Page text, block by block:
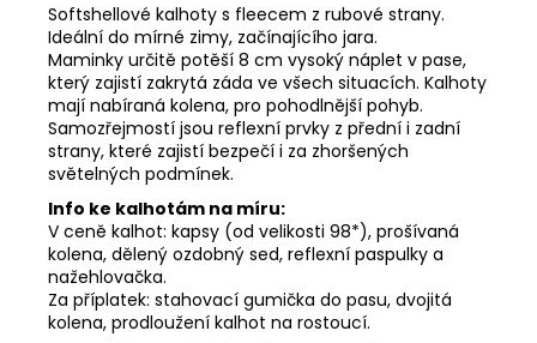
Softshellové kalhoty s fleecem z rubové strany.
Ideální do mírné zimy, začínajícího jara.
Maminky určitě potěší 8 cm vysoký náplet v pase,
který zajistí zakrytá záda ve všech situacích. Kalhoty
mají nabíraná kolena, pro pohodlnější pohyb.
Samozřejmostí jsou reflexní prvky z přední i zadní
strany, které zajistí bezpečí i za zhoršených
světelných podmínek.
Info ke kalhotám na míru:
V ceně kalhot: kapsy (od velikosti 98*), prošívaná
kolena, dělený ozdobný sed, reflexní paspulky a
nažehlovačka.
Za příplatek: stahovací gumička do pasu, dvojitá
kolena, prodloužení kalhot na rostoucí.